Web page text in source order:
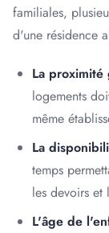
familiales,
d'une résidence
La
logements
même
La
temps
les devoirs et
L'âge de